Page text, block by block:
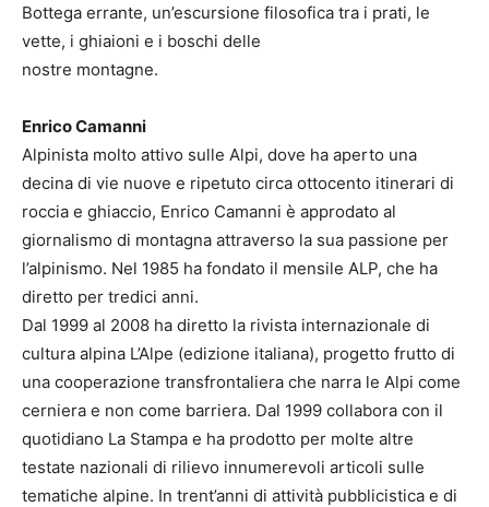
Bottega errante, un’escursione filosofica tra i prati, le
vette, i ghiaioni e i boschi delle
nostre montagne.
Enrico Camanni
Alpinista molto attivo sulle Alpi, dove ha aperto una
decina di vie nuove e ripetuto circa ottocento itinerari di
roccia e ghiaccio, Enrico Camanni è approdato al
giornalismo di montagna attraverso la sua passione per
l’alpinismo. Nel 1985 ha fondato il mensile ALP, che ha
diretto per tredici anni.
Dal 1999 al 2008 ha diretto la rivista internazionale di
cultura alpina L’Alpe (edizione italiana), progetto frutto di
una cooperazione transfrontaliera che narra le Alpi come
cerniera e non come barriera. Dal 1999 collabora con il
quotidiano La Stampa e ha prodotto per molte altre
testate nazionali di rilievo innumerevoli articoli sulle
tematiche alpine. In trent’anni di attività pubblicistica e di